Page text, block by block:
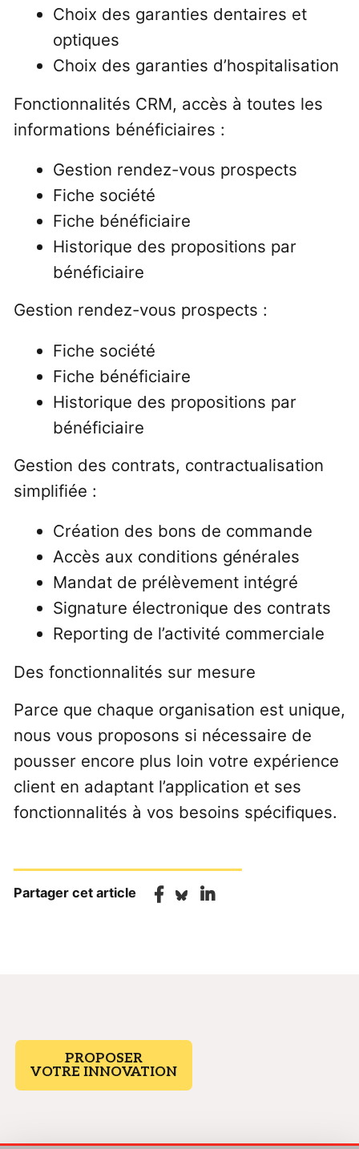
Choix des garanties dentaires et
optiques
Choix des garanties d’hospitalisation
Fonctionnalités CRM, accès à toutes les
informations bénéficiaires :
Gestion rendez-vous prospects
Fiche société
Fiche bénéficiaire
Historique des propositions par
bénéficiaire
Gestion rendez-vous prospects :
Fiche société
Fiche bénéficiaire
Historique des propositions par
bénéficiaire
Gestion des contrats, contractualisation
simplifiée :
Création des bons de commande
Accès aux conditions générales
Mandat de prélèvement intégré
Signature électronique des contrats
Reporting de l’activité commerciale
Des fonctionnalités sur mesure
Parce que chaque organisation est unique,
nous vous proposons si nécessaire de
pousser encore plus loin votre expérience
client en adaptant l’application et ses
fonctionnalités à vos besoins spécifiques.
Partager cet article
PROPOSER
VOTRE INNOVATION